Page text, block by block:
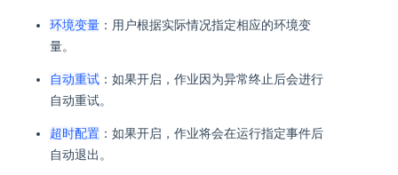
环境变量 ：用户根据实际情况指定相应的环境变
量。
自动重试 ：如果开启，作业因为异常终止后会进行
自动重试。
超时配置 ：如果开启，作业将会在运行指定事件后
自动退出。